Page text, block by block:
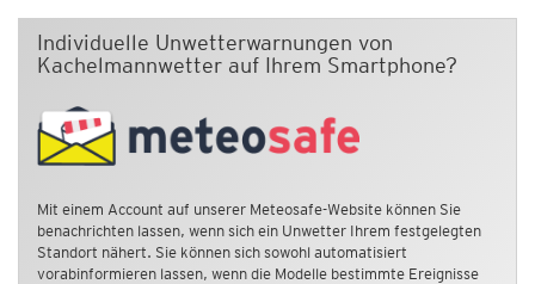
Individuelle Unwetterwarnungen von
Kachelmannwetter auf Ihrem Smartphone?
Mit einem Account auf unserer Meteosafe-Website können Sie
benachrichten lassen, wenn sich ein Unwetter Ihrem festgelegten
Standort nähert. Sie können sich sowohl automatisiert
vorabinformieren lassen, wenn die Modelle bestimmte Ereignisse